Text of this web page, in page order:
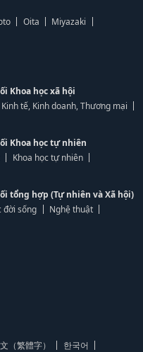
Oita
Miyazaki
Khoa học xã hội
Kinh tế, Kinh doanh, Thương mại
Khoa học tự nhiên
Khoa học tự nhiên
tổng hợp (Tự nhiên và Xã hội)
đời sống
Nghệ thuật
（繁體字）
한국어